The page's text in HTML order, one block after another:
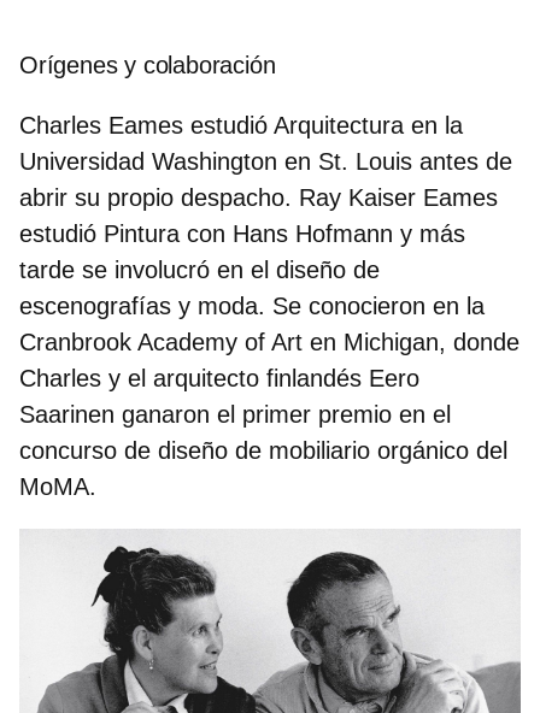
Orígenes y colaboración
Charles Eames estudió Arquitectura en la
Universidad Washington en St. Louis antes de
abrir su propio despacho. Ray Kaiser Eames
estudió Pintura con Hans Hofmann y más
tarde se involucró en el diseño de
escenografías y moda. Se conocieron en la
Cranbrook Academy of Art en Michigan, donde
Charles y el arquitecto finlandés Eero
Saarinen ganaron el primer premio en el
concurso de diseño de mobiliario orgánico del
MoMA.